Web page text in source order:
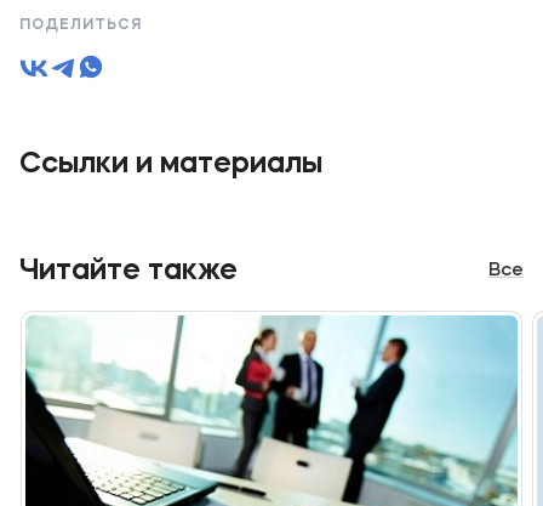
ПОДЕЛИТЬСЯ
Ссылки и материалы
Читайте также Все